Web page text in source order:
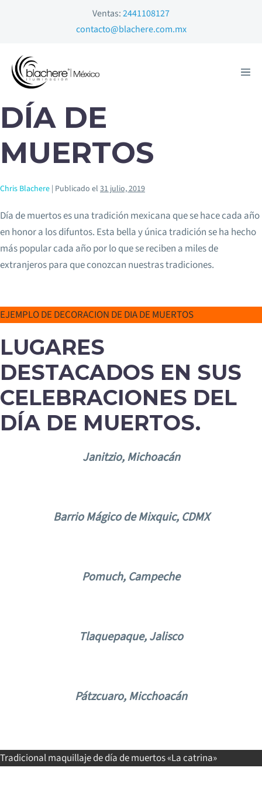
Ventas:2441108127
contacto@blachere.com.mx
DÍA DE
MUERTOS
Chris Blachere | Publicado el 31 julio, 2019
Día de muertos es una tradición mexicana que se hace cada año
en honor a los difuntos. Esta bella y única tradición se ha hecho
más popular cada año por lo que se reciben a miles de
extranjeros para que conozcan nuestras tradiciones.
EJEMPLO DE DECORACION DE DIA DE MUERTOS
LUGARES
DESTACADOS EN SUS
CELEBRACIONES DEL
DÍA DE MUERTOS.
Janitzio, Michoacán
Barrio Mágico de Mixquic, CDMX
Pomuch, Campeche
Tlaquepaque, Jalisco
Pátzcuaro, Micchoacán
Tradicional maquillaje de día de muertos «La catrina»